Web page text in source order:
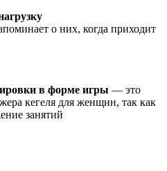
о них, когда приходит
в форме игры — это
кегеля для женщин, так как
занятий